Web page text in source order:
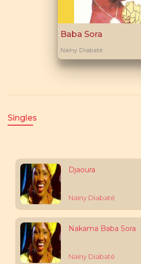
Baba Sora
Naïny Diabaté
Singles
Djaoura
Naïny Diabaté
Nakama Baba Sora
Naïny Diabaté